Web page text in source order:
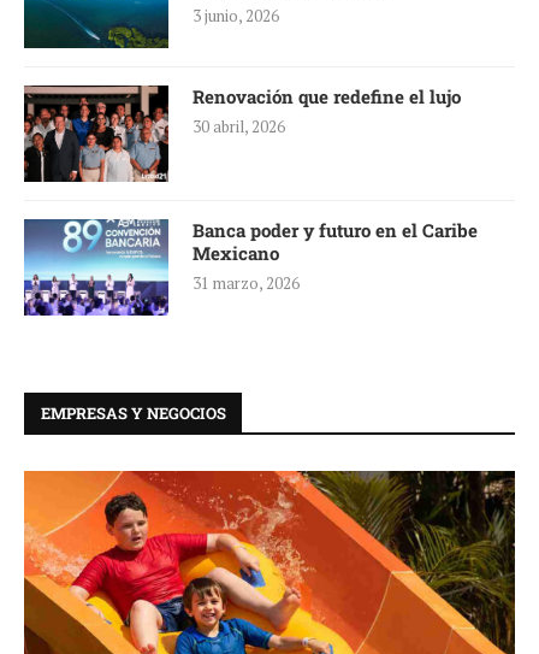
3 junio, 2026
Renovación que redefine el lujo
30 abril, 2026
Banca poder y futuro en el Caribe
Mexicano
31 marzo, 2026
EMPRESAS Y NEGOCIOS